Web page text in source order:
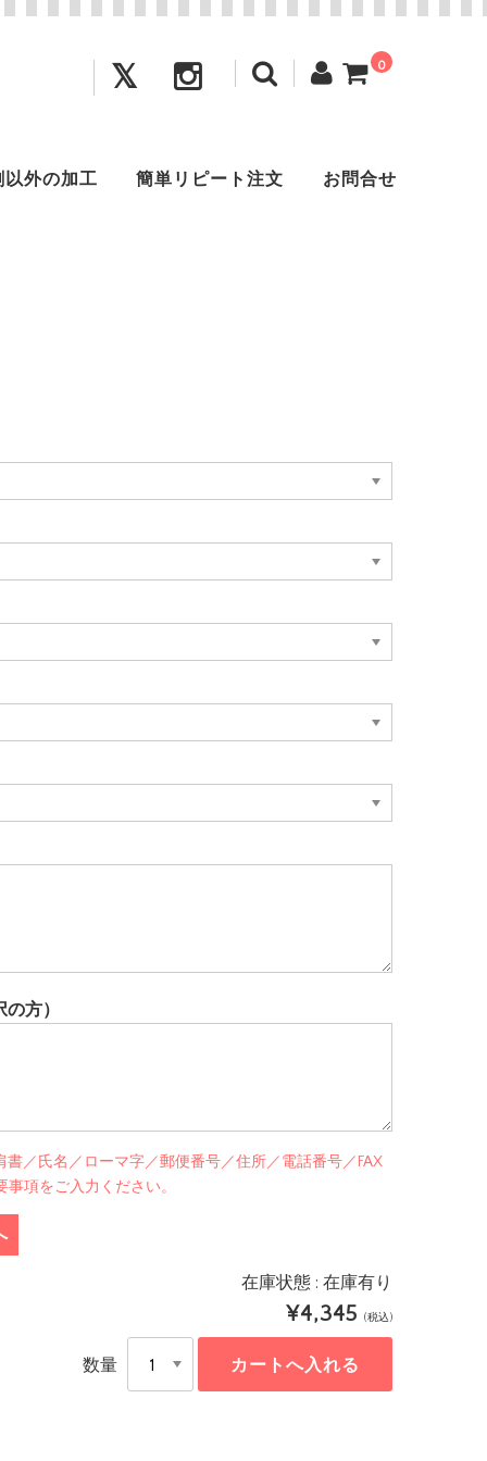
0
以外の加工 簡単リピート注文 お問合せ
方）
／氏名／ローマ字／郵便番号／住所／電話番号／FAX
事項をご入力ください。
在庫状態 : 在庫有り
¥4,345 (税込)
数量